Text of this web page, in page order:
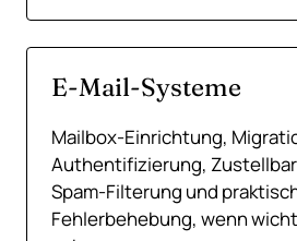
E-Mail-Systeme
Mailbox-Einrichtung,
Authentifizierung,
Spam-Filterung und
Fehlerbehebung, wenn